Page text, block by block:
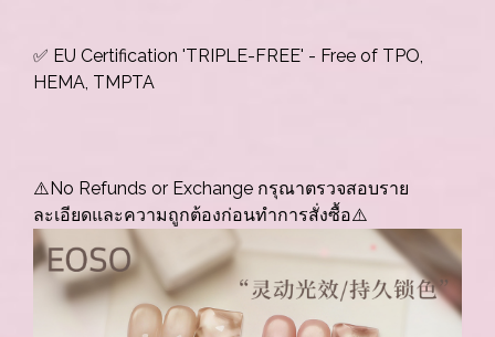
✅ EU Certification 'TRIPLE-FREE' - Free of TPO,
HEMA, TMPTA
⚠️No Refunds or Exchange กรุณาตรวจสอบราย
ละเอียดและความถูกต้องก่อนทำการสั่งซื้อ⚠️